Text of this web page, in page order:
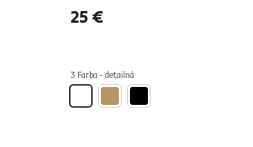
25 €
3 Farba - detailná